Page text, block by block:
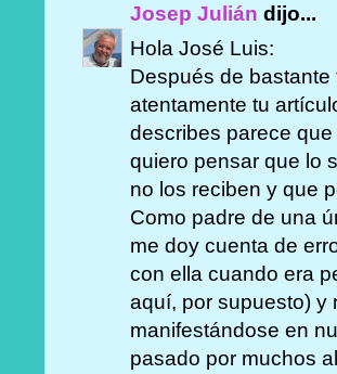
Josep Julián dijo...
Hola José Luis:
Después de
atentamente tu
describes parece
quiero pensar que lo
no los reciben y que
Como padre de una
me doy cuenta de
con ella cuando era
aquí, por supuesto) y
manifestándose en
pasado por muchos